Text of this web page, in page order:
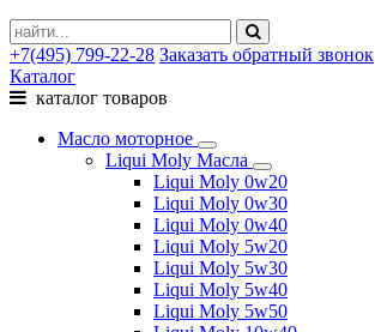
+7(495) 799-22-28 Заказать обратный звонок
Каталог
каталог товаров
Масло моторное
Liqui Moly Масла
Liqui Moly 0w20
Liqui Moly 0w30
Liqui Moly 0w40
Liqui Moly 5w20
Liqui Moly 5w30
Liqui Moly 5w40
Liqui Moly 5w50